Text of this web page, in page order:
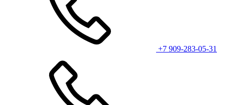
+7 909-283-05-31